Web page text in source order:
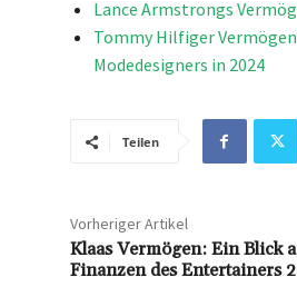
Lance Armstrongs
Tommy Hilfiger
Modedesigners in 2024
Teilen
Vorheriger Artikel
Klaas Vermögen: Ein Blick
Finanzen des Entertainers